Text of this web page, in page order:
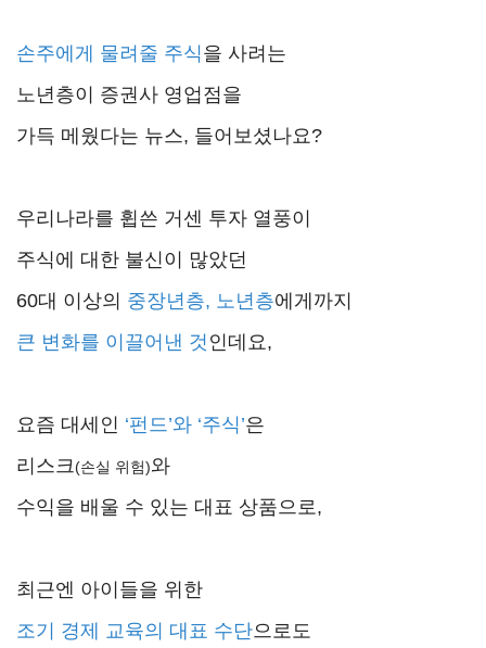
손주에게 물려줄 주식을 사려는
노년층이 증권사 영업점을
가득 메웠다는 뉴스, 들어보셨나요?
우리나라를 휩쓴 거센 투자 열풍이
주식에 대한 불신이 많았던
60대 이상의 중장년층, 노년층에게까지
큰 변화를 이끌어낸 것 인데요,
요즘 대세인 ‘펀드’와 ‘주식’은
리스크(손실 위험)와
수익을 배울 수 있는 대표 상품으로,
최근엔 아이들을 위한
조기 경제 교육의 대표 수단으로도